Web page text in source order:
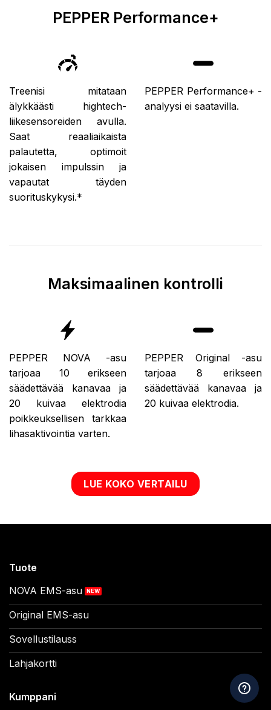
PEPPER Performance+
Treenisi mitataan
älykkäästi hightech-
liikesensoreiden avulla.
Saat reaaliaikaista
palautetta, optimoit
jokaisen impulssin ja
vapautat täyden
suorituskykysi.*
PEPPER Performance+ -
analyysi ei saatavilla.
Maksimaalinen kontrolli
PEPPER NOVA -asu
tarjoaa 10 erikseen
säädettävää kanavaa ja
20 kuivaa elektrodia
poikkeuksellisen tarkkaa
lihasaktivointia varten.
PEPPER Original -asu
tarjoaa 8 erikseen
säädettävää kanavaa ja
20 kuivaa elektrodia.
LUE KOKO VERTAILU
Tuote
NOVA EMS-asu
Original EMS-asu
Sovellustilauss
Lahjakortti
Kumppani